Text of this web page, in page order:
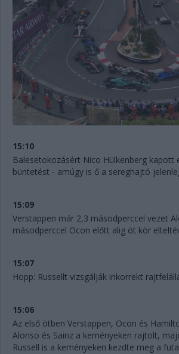
15:10
Balesetokozásért Nico Hülkenberg kapott
büntetést - amúgy is ő a sereghajtó
15:09
Verstappen már 2,3 másodperccel vezet
másodperccel Ocon előtt alig öt kör
15:07
Hopp: Russellt vizsgálják inkorrekt
15:06
Az első ötben Verstappen, Ocon és
Alonso és Sainz a keményeken rajtolt,
Russell is a keményeken kezdte meg a